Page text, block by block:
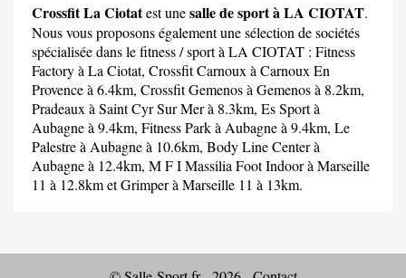
Crossfit La Ciotatest unesalle de sport à LA CIOTAT.
Nous vous proposons également une sélection de sociétés
spécialisée dans le fitness / sport à LA CIOTAT : Fitness
Factoryà La Ciotat, Crossfit Carnoux à Carnoux En
Provence à 6.4km, Crossfit Gemenosà Gemenos à 8.2km,
Pradeaux à Saint Cyr Sur Mer à 8.3km, Es Sportà
Aubagne à 9.4km, Fitness Parkà Aubagne à 9.4km, Le
Palestreà Aubagne à 10.6km, Body Line Centerà
Aubagne à 12.4km, M F I Massilia Foot Indoorà Marseille
11 à 12.8km etGrimperà Marseille 11 à 13km.